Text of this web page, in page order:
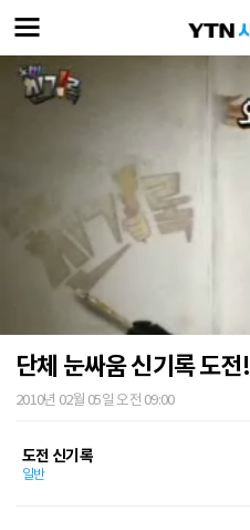
단체 눈싸움 신기록 도전!
2010년 02월 05일 오전 09:00
도전 신기록
일반